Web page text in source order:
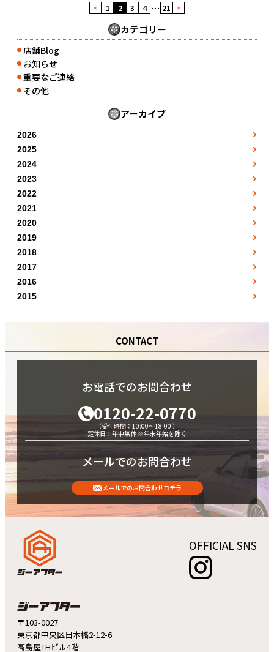
カテゴリー
● 店舗Blog
● お知らせ
●重要なご連絡
● その他
アーカイブ
2026
●3月
●4月
●5月
●7月
●8月
2025
●1月
●2月
●3月
●4月
●5月
●6月
7月
8月
2024
●1月
●2月
●3月
●4月
●5月
●6月
7月
8月
10月
2023
●1月
●2月
●3月
●4月
●5月
●6月
7月
9月
11月
2022
●1月
●2月
●3月
●4月
●5月
●6月
7月
8月
●10月
2021
●7月
●8月
●9月
●10月
●11月
●12月
2020
● 5月
●12月
2019
● 10月
●11月
●12月
2018
● 1月
●2月
●3月
●9月
2017
● 1月
●2月
●10月
2016
● 5月
10月
12月
2015
11月
1 2 3 4 … 21
CONTACT
お電話でのお問合わせ
0120-22-0770
（受付時間：10:00～18:00 ）
定休日：年中無休 ※年末年始を除く
メールでのお問合わせ
メールでのお問合わせコチラ
〒103-0027
東京都中央区日本橋2-12-6
高島屋THビル4階
OFFICIAL SNS